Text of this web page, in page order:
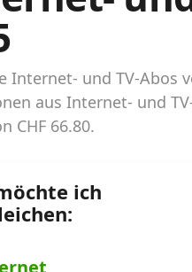
Aktionen
kündigen
Internet- und TV-Abos
aus Internet- und
CHF 66.80.
ich